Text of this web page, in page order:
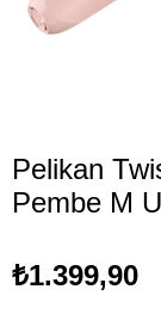
Pelikan
Pembe M
₺1.399,90